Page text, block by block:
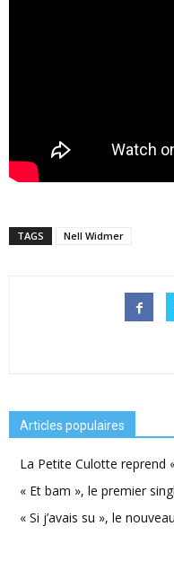
TAGS Nell Widmer
Articles populaires
La Petite Culotte reprend
« Et bam », le premier
« Si j’avais su », le